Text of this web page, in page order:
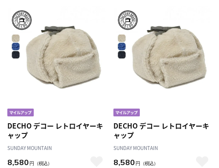
DECHO デコー レトロイヤーキ
ャップ
SUNDAY MOUNTAIN
8,580 円 （税込）
DECHO デコー レトロイヤーキ
ャップ
SUNDAY MOUNTAIN
8,580 円 （税込）